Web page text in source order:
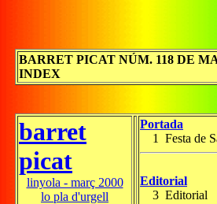
BARRET PICAT NÚM. 118 DE
INDEX
barret
picat
linyola - març 2000
lo pla d'urgell
Portada
1 Festa de
Editorial
3 Editorial